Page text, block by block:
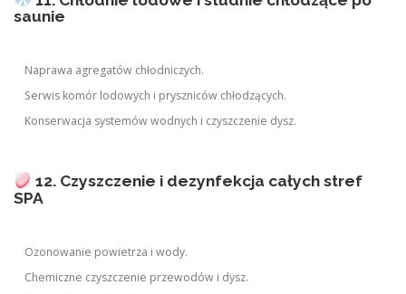
saunie
Naprawa agregatów chłodniczych.
Serwis komór lodowych i pryszniców chłodzących.
Konserwacja systemów wodnych i czyszczenie dysz.
12. Czyszczenie i dezynfekcja całych stref
SPA
Ozonowanie powietrza i wody.
Chemiczne czyszczenie przewodów i dysz.